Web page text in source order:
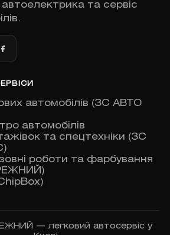
та сервіс
автомобілів (ЗС АВТО
автомобілів
та спецтехніки (ЗС
роботи та фарбування
— легковий автосервіс у